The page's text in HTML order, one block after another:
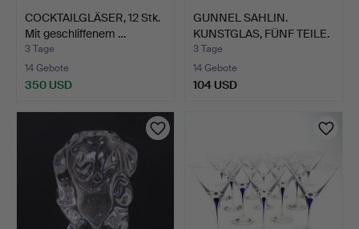
COCKTAILGLÄSER, 12 Stk.
Mit geschliffenem …
3 Tage
14 Gebote
350 USD
GUNNEL SAHLIN.
KUNSTGLAS, FÜNF TEILE.
Früc…
3 Tage
14 Gebote
104 USD